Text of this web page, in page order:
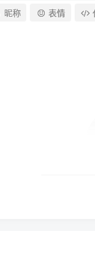
昵称 表情